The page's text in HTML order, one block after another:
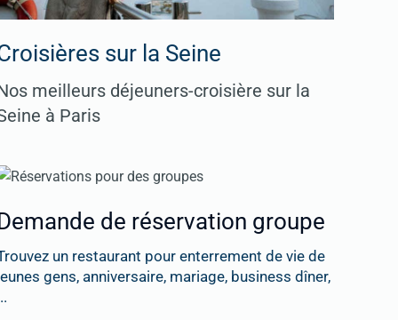
sur la Seine
meilleurs déjeuners-croisière sur la
à Paris
de réservation groupe
un restaurant pour enterrement de vie de
gens, anniversaire, mariage, business dîner,